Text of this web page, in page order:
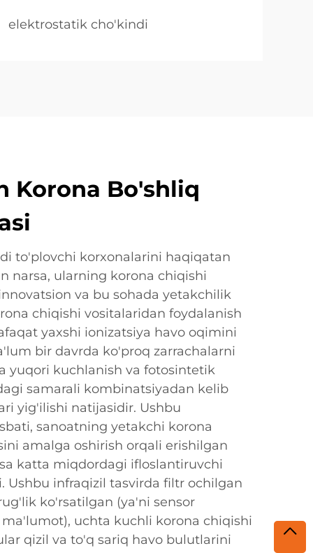
elektrostatik cho'kindi
Korona Bo'shliq
to'plovchi korxonalarini haqiqatan
narsa, ularning korona chiqishi
va bu sohada yetakchilik
chiqishi vositalaridan foydalanish
yaxshi ionizatsiya havo oqimini
bir davrda ko'proq zarrachalarni
yuqori kuchlanish va fotosintetik
samarali kombinatsiyadan kelib
yig'ilishi natijasidir. Ushbu
sanoatning yetakchi korona
amalga oshirish orqali erishilgan
katta miqdordagi ifloslantiruvchi
Ushbu infraqizil tasvirda filtr ochilgan
ko'rsatilgan (ya'ni sensor
uchta kuchli korona chiqishi
qizil va to'q sariq havo bulutlarini